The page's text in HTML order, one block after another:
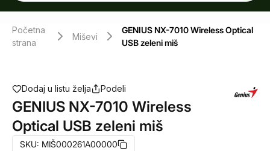
Početna
strana
Miševi
GENIUS NX-7010 Wireless Optical
USB zeleni miš
Dodaj u listu želja Podeli
GENIUS NX-7010 Wireless
Optical USB zeleni miš
SKU: MIŠ000261A00000